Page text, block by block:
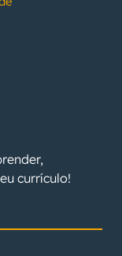
currículo!